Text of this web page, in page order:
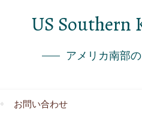
US Southern
アメリカ南部
お問い合わせ